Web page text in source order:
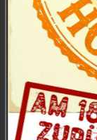
Unsere
werden
geprüft.
CVO Street
haben wir
Preis:
Umbauten